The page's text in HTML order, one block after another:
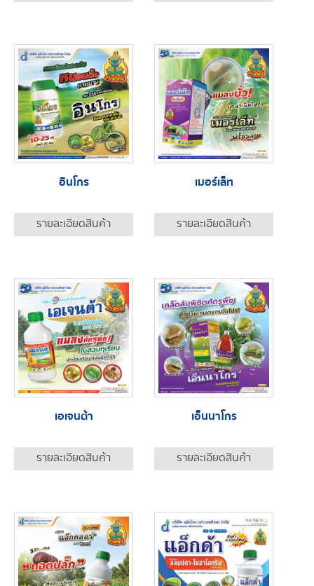
อินโกร
รายละเอียดสินค้า
เมอร์เล็ท
รายละเอียดสินค้า
เอเจนต้า
รายละเอียดสินค้า
เอ็นนาโกร
รายละเอียดสินค้า